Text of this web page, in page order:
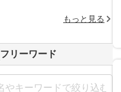
もっと見る
フリーワード